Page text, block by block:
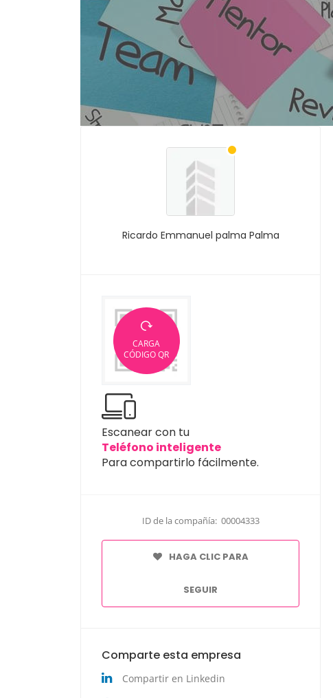
Ricardo Emmanuel palma Palma
CARGA
CÓDIGO QR
Escanear con tu
Teléfono inteligente
Para compartirlo fácilmente.
ID de la compañía: 00004333
HAGA CLIC PARA
SEGUIR
Comparte esta empresa
Compartir en Linkedin